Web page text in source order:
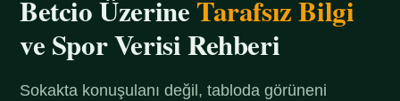
Betcio ÜzerineTarafsız Bilgi
ve Spor Verisi Rehberi
Sokakta konuşulanı değil, tabloda görüneni